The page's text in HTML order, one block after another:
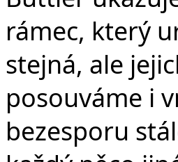
rámec, který
stejná, ale
posouváme i
bezesporu